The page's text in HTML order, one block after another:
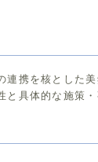
連携を核とした
と具体的な施策・